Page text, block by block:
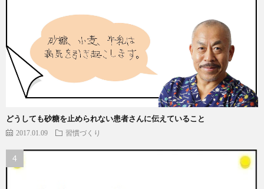
どうしても砂糖を止められない患者さんに伝えていること
2017.01.09 習慣づくり